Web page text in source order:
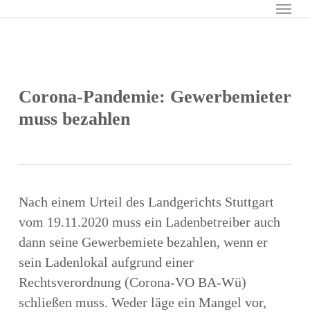
Corona-Pandemie: Gewerbemieter
muss bezahlen
Nach einem Urteil des Landgerichts Stuttgart
vom 19.11.2020 muss ein Ladenbetreiber auch
dann seine Gewerbemiete bezahlen, wenn er
sein Ladenlokal aufgrund einer
Rechtsverordnung (Corona-VO BA-Wü)
schließen muss. Weder läge ein Mangel vor,